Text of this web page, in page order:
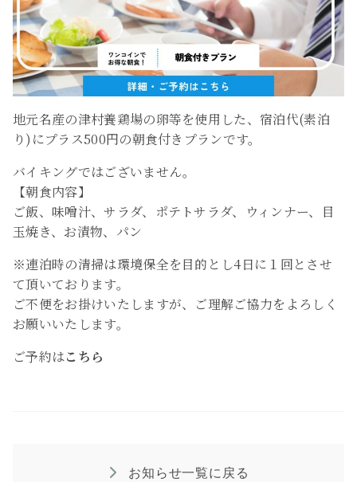
地元名産の津村養鶏場の卵等を使用した、宿泊代(素泊
り)にプラス500円の朝食付きプランです。
バイキングではございません。
【朝食内容】
ご飯、味噌汁、サラダ、ポテトサラダ、ウィンナー、目
玉焼き、お漬物、パン
※連泊時の清掃は環境保全を目的とし4日に１回とさせ
て頂いております。
ご不便をお掛けいたしますが、ご理解ご協力をよろしく
お願いいたします。
ご予約はこちら
お知らせ一覧に戻る